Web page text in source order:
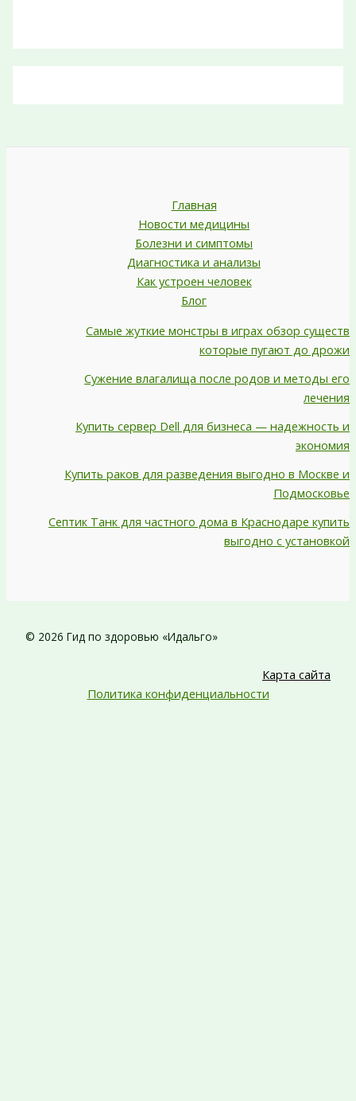
Главная
Новости медицины
Болезни и симптомы
Диагностика и анализы
Как устроен человек
Блог
Самые жуткие монстры в играх обзор существ
которые пугают до дрожи
Сужение влагалища после родов и методы его
лечения
Купить сервер Dell для бизнеса — надежность и
экономия
Купить раков для разведения выгодно в Москве и
Подмосковье
Септик Танк для частного дома в Краснодаре купить
выгодно с установкой
© 2026 Гид по здоровью «Идальго»
Карта сайта
Политика конфиденциальности